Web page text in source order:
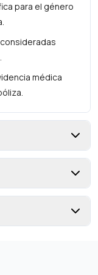
para el género
médica